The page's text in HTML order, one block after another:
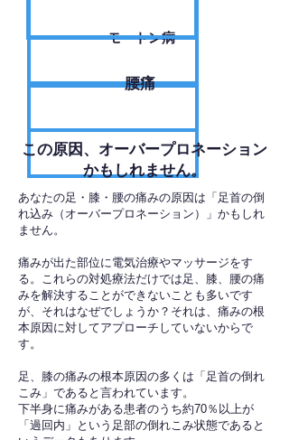
モートン病
腰痛
​この原因、オーバープロネーション
かもしれません。
あなたの足・膝・腰の痛みの原因は「足首の倒
れ込み（オーバープロネーション）」かもしれ
ません。
痛みが出た部位に電気治療やマッサージをす
る。これらの対処療法だけでは足、膝、腰の痛
みを解決することができないことも多いです
が、それはなぜでしょうか？それは、痛みの根
本原因に対してアプローチしていないからで
す。
足、膝の痛みの根本原因の多くは「足首の倒れ
こみ」であると言われています。
下半身に痛みがある患者のうち約70％以上が
「過回内」という足部の倒れこみ状態であると